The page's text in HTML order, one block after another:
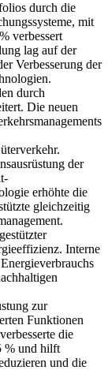
durch die
mit
verbessert
lag auf der
Verbesserung der
durch
Die neuen
der
erhöhte die
gleichzeitig
Interne
zur
Funktionen
die
% und hilft
und die